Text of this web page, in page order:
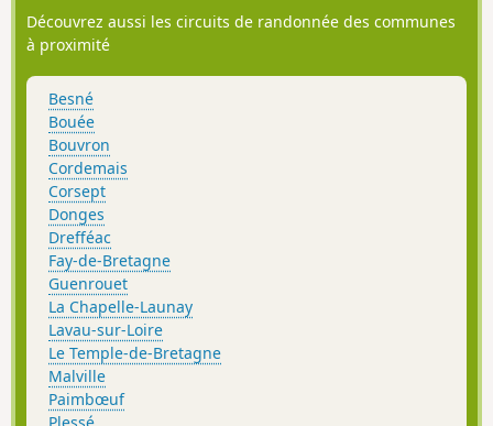
Découvrez aussi les circuits de randonnée des communes
à proximité
Besné
Bouée
Bouvron
Cordemais
Corsept
Donges
Drefféac
Fay-de-Bretagne
Guenrouet
La Chapelle-Launay
Lavau-sur-Loire
Le Temple-de-Bretagne
Malville
Paimbœuf